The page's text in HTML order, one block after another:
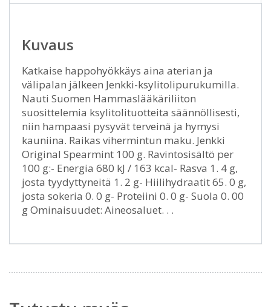
Kuvaus
Katkaise happohyökkäys aina aterian ja
välipalan jälkeen Jenkki-ksylitolipurukumilla.
Nauti Suomen Hammaslääkäriliiton
suosittelemia ksylitolituotteita säännöllisesti,
niin hampaasi pysyvät terveinä ja hymysi
kauniina. Raikas vihermintun maku. Jenkki
Original Spearmint 100 g. Ravintosisältö per
100 g:- Energia 680 kJ / 163 kcal- Rasva 1. 4 g,
josta tyydyttyneitä 1. 2 g- Hiilihydraatit 65. 0 g,
josta sokeria 0. 0 g- Proteiini 0. 0 g- Suola 0. 00
g Ominaisuudet: Aineosaluet. . .